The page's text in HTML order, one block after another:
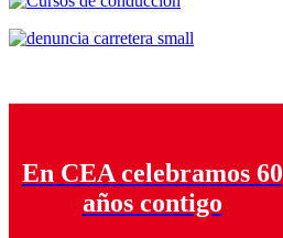
En CEA celebramos 60
años contigo